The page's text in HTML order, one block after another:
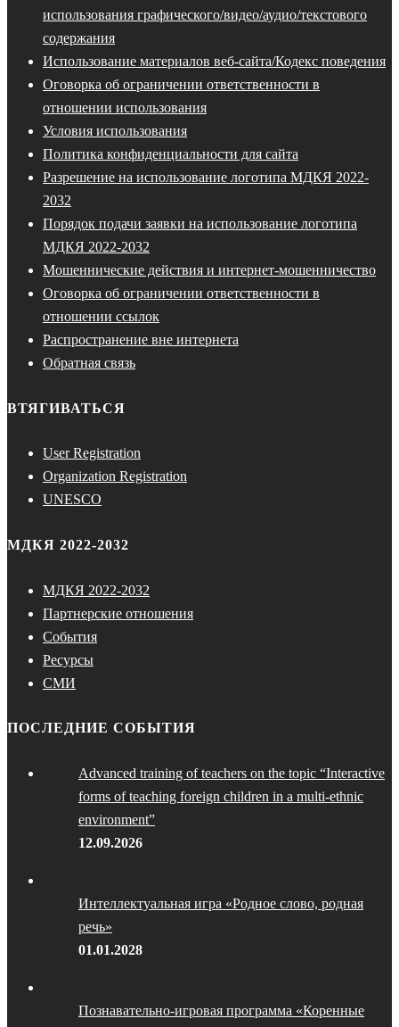
использования графического/видео/аудио/текстового
содержания
Использование материалов веб-сайта/Кодекс поведения
Оговорка об ограничении ответственности в
отношении использования
Условия использования
Политика конфиденциальности для сайта
Разрешение на использование логотипа МДКЯ 2022-
2032
Порядок подачи заявки на использование логотипа
МДКЯ 2022-2032
Мошеннические действия и интернет-мошенничество
Оговорка об ограничении ответственности в
отношении ссылок
Распространение вне интернета
Обратная связь
ВТЯГИВАТЬСЯ
User Registration
Organization Registration
UNESCO
МДКЯ 2022-2032
МДКЯ 2022-2032
Партнерские отношения
События
Ресурсы
СМИ
ПОСЛЕДНИЕ СОБЫТИЯ
Advanced training of teachers on the topic “Interactive
forms of teaching foreign children in a multi-ethnic
environment”
12.09.2026
Интеллектуальная игра «Родное слово, родная
речь»
01.01.2028
Познавательно-игровая программа «Коренные